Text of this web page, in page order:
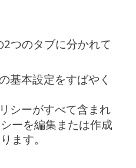
つのタブに分かれて
基本設定をすばやく
シーがすべて含まれ
ーを編集または作成
ます。